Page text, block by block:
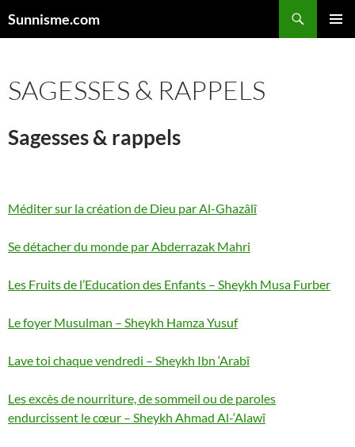
auSunnisme.com
SAGESSES & RAPPELS
Sagesses & rappels
Méditer sur la création de Dieu par Al-Ghazâlî
Se détacher du monde par Abderrazak Mahri
Les Fruits de l’Education des Enfants – Sheykh Musa Furber
Le foyer Musulman – Sheykh Hamza Yusuf
Lave toi chaque vendredi – Sheykh Ibn ‘Arabî
Les excès de nourriture, de sommeil ou de paroles
endurcissent le cœur – Sheykh Ahmad Al-‘Alawî